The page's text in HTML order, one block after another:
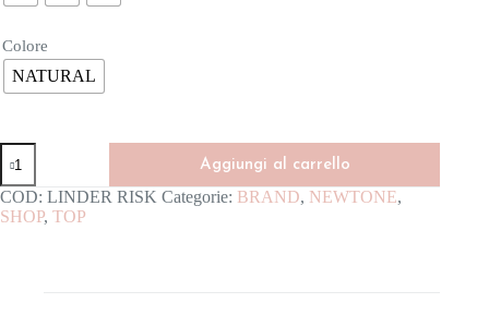
Colore
NATURAL
Aggiungi al carrello
COD: LINDER RISK Categorie: BRAND, NEWTONE,
SHOP, TOP